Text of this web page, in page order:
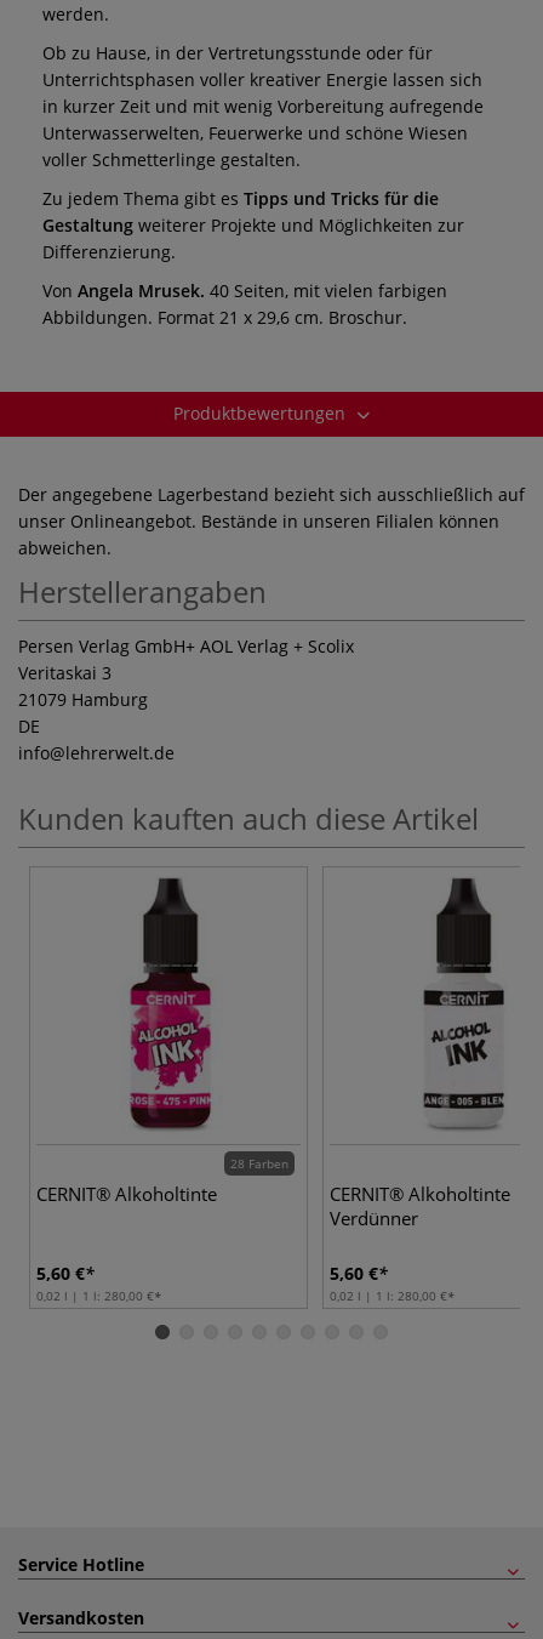
werden.
Ob zu Hause, in der Vertretungsstunde oder für
Unterrichtsphasen voller kreativer Energie lassen sich
in kurzer Zeit und mit wenig Vorbereitung aufregende
Unterwasserwelten, Feuerwerke und schöne Wiesen
voller Schmetterlinge gestalten.
Zu jedem Thema gibt es Tipps und Tricks für die
Gestaltung weiterer Projekte und Möglichkeiten zur
Differenzierung.
Von Angela Mrusek. 40 Seiten, mit vielen farbigen
Abbildungen. Format 21 x 29,6 cm. Broschur.
Produktbewertungen
Der angegebene Lagerbestand bezieht sich ausschließlich auf
unser Onlineangebot. Bestände in unseren Filialen können
abweichen.
Herstellerangaben
Persen Verlag GmbH+ AOL Verlag + Scolix
Veritaskai 3
21079 Hamburg
DE
info@lehrerwelt.de
Kunden kauften auch diese Artikel
28 Farben
CERNIT® Alkoholtinte
5,60 €
0,02 l | 1 l: 280,00 €
CERNIT® Alkoholtinte
Verdünner
5,60 €
0,02 l | 1 l: 280,00 €
Service Hotline
Versandkosten